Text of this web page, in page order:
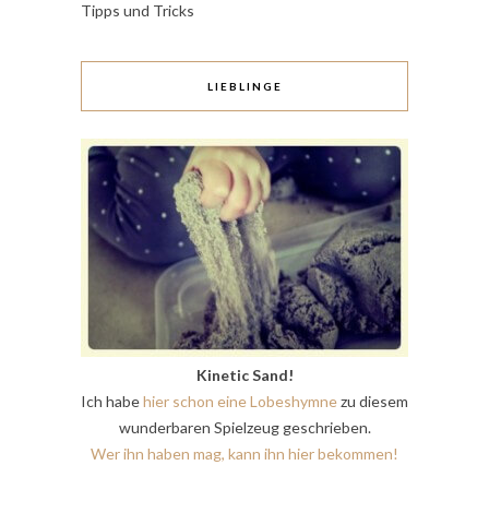
Tipps und Tricks
LIEBLINGE
Kinetic Sand!
Ich habehier schon eine Lobeshymnezu diesem
wunderbaren Spielzeug geschrieben.
Wer ihn haben mag, kann ihn hier bekommen!